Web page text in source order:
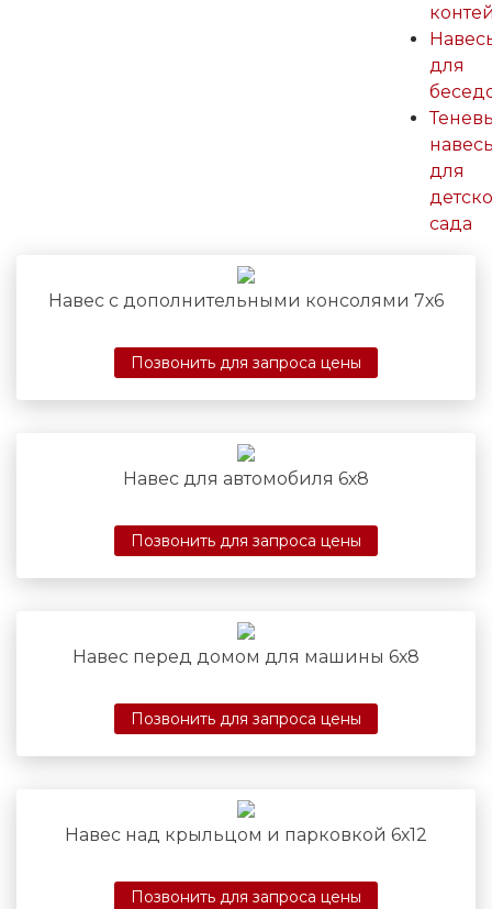
для
для
сада
Навес с дополнительными консолями 7х6
Позвонить для запроса цены
Навес для автомобиля 6х8
Позвонить для запроса цены
Навес перед домом для машины 6х8
Позвонить для запроса цены
Навес над крыльцом и парковкой 6х12
Позвонить для запроса цены